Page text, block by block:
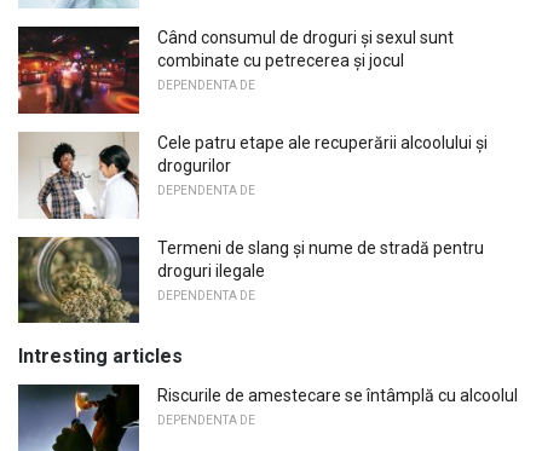
Când consumul de droguri și sexul sunt
combinate cu petrecerea și jocul
DEPENDENTA DE
Cele patru etape ale recuperării alcoolului și
drogurilor
DEPENDENTA DE
Termeni de slang și nume de stradă pentru
droguri ilegale
DEPENDENTA DE
Intresting articles
Riscurile de amestecare se întâmplă cu alcoolul
DEPENDENTA DE